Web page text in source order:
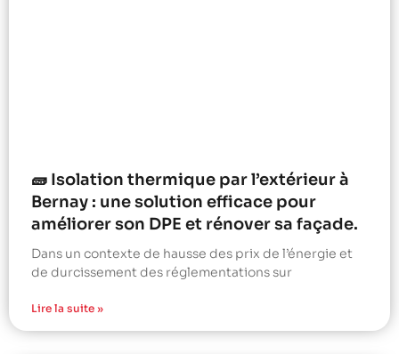
🧱 Isolation thermique par l’extérieur à
Bernay : une solution efficace pour
améliorer son DPE et rénover sa façade.
Dans un contexte de hausse des prix de l’énergie et
de durcissement des réglementations sur
Lire la suite »